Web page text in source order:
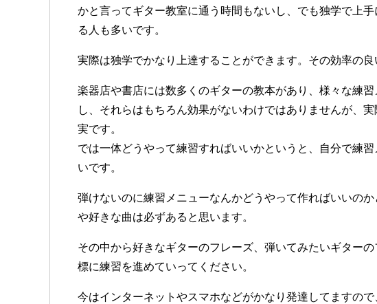
かと言ってギター教室に通う時間もないし、でも独学で上
る人も多いです。
実際は独学でかなり上達することができます。その効率の良
楽器店や書店には数多くのギターの教本があり、様々な練
し、それらはもちろん効果がないわけではありませんが、
実です。
では一体どうやって練習すればいいかというと、自分で練
いです。
弾けないのに練習メニューなんかどうやって作ればいいの
や好きな曲は必ずあると思います。
その中から好きなギターのフレーズ、弾いてみたいギター
標に練習を進めていってください。
今はインターネットやスマホなどがかなり発達してますの